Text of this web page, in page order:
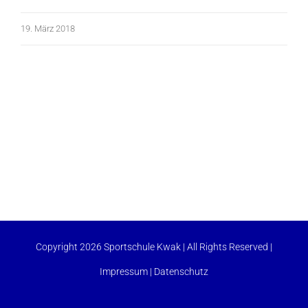
19. März 2018
Copyright 2026 Sportschule Kwak | All Rights Reserved |
Impressum | Datenschutz